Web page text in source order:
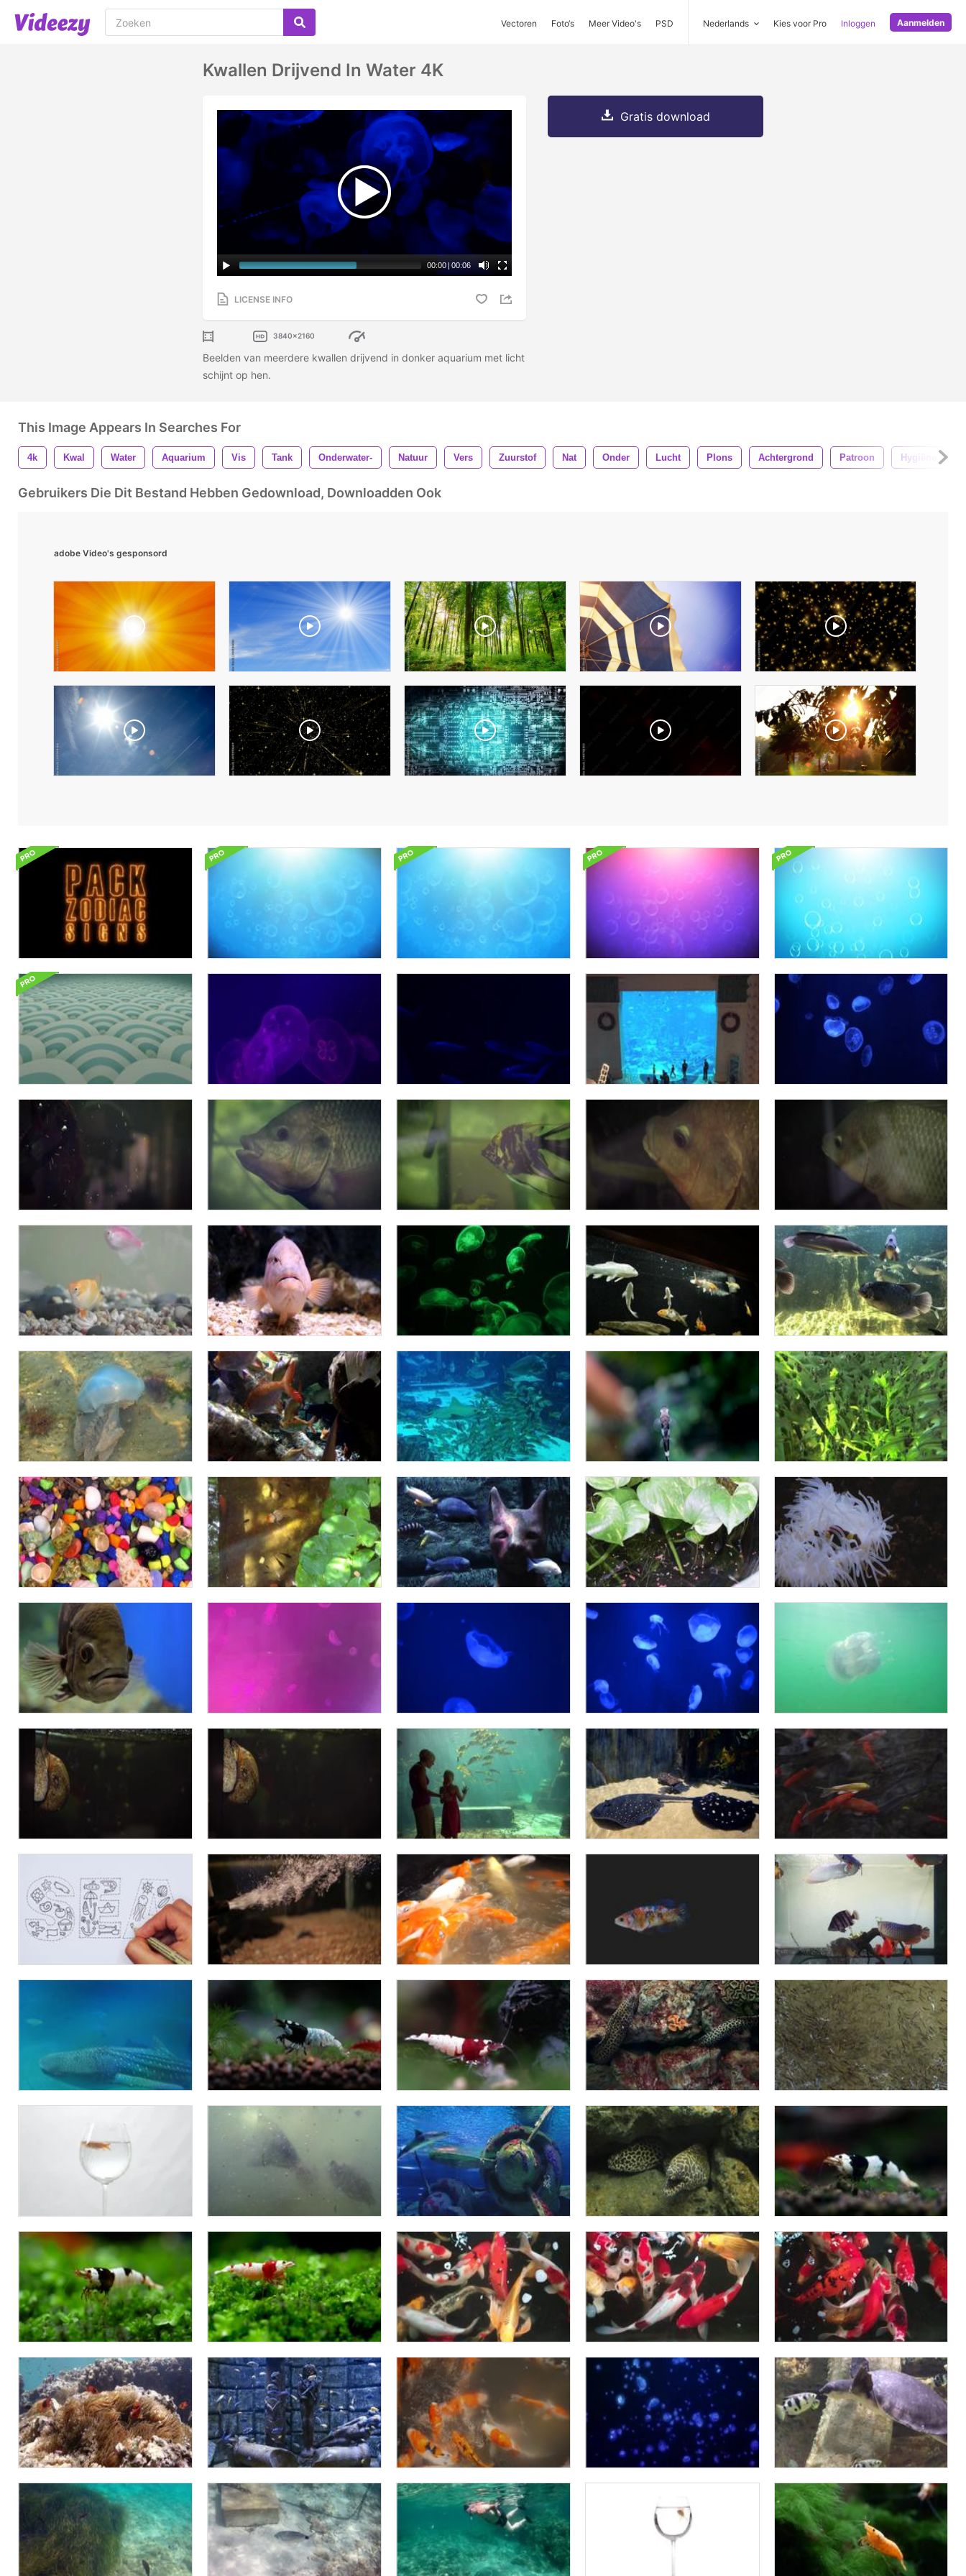
Vectoren Foto‘s Meer Video's PSD Nederlands Kies voor Pro Inloggen Aanmelden
Kwallen Drijvend In Water 4K
00:00 | 00:06
LICENSE INFO
3840x2160
Beelden van meerdere kwallen drijvend in donker aquarium met licht
schijnt op hen.
Gratis download
This Image Appears In Searches For
4k Kwal Water Aquarium Vis Tank Onderwater- Natuur Vers Zuurstof Nat Onder Lucht Plons Achtergrond Patroon Hygiëne
Gebruikers Die Dit Bestand Hebben Gedownload, Downloadden Ook
adobe Video's gesponsord